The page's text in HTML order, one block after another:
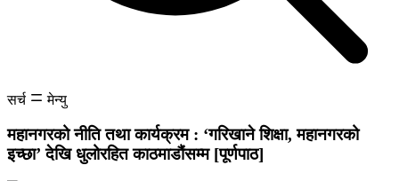
सर्च मेन्यु
महानगरको नीति तथा कार्यक्रम : ‘गरिखाने शिक्षा, महानगरको
इच्छा’ देखि धुलोरहित काठमाडौंसम्म [पूर्णपाठ]